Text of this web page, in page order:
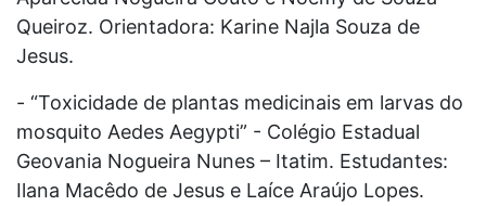
Queiroz. Orientadora: Karine Najla Souza de
Jesus.
- “Toxicidade de plantas medicinais em larvas do
mosquito Aedes Aegypti” - Colégio Estadual
Geovania Nogueira Nunes – Itatim. Estudantes:
Ilana Macêdo de Jesus e Laíce Araújo Lopes.